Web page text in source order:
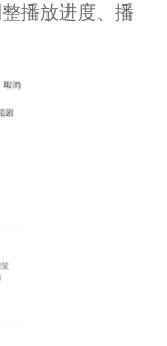
播放进度、播